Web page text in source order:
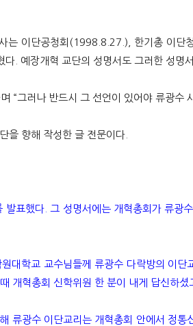
는 이단공청회(1998.8.27.), 한기총 이
. 예장개혁 교단의 성명서도 그러한 성명
“그러나 반드시 그 선언이 있어야 류광수
을 향해 작성한 글 전문이다.
표했다. 그 성명서에는 개혁총회가 류
학교 교수님들께 류광수 다락방의 이
개혁총회 신학위원 한 분이 내게 답신하
류광수 이단교리는 개혁총회 안에서 정